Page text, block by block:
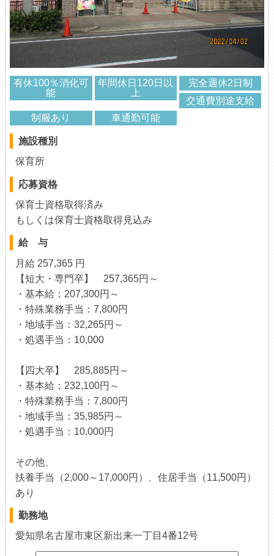
有休100％消化可
能
年間休日120日以
上
完全週休2日制
交通費別途支給
制服あり
車通勤可能
施設種別
保育所
応募資格
保育士資格取得済み
もしくは保育士資格取得見込み
給 与
月給 257,365 円
【短大・専門卒】 257,365円～
・基本給：207,300円～
・特殊業務手当：7,800円
・地域手当：32,265円～
・処遇手当：10,000
【四大卒】 285,885円～
・基本給：232,100円～
・特殊業務手当：7,800円
・地域手当：35,985円～
・処遇手当：10,000円
その他、
扶養手当（2,000～17,000円）、住居手当（11,500円）
あり
勤務地
愛知県名古屋市東区新出来一丁目4番12号